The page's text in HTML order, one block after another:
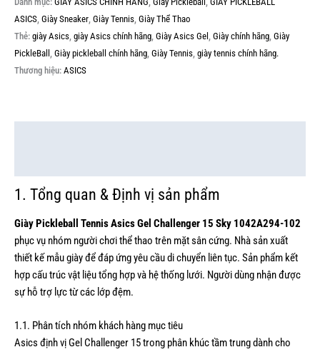
ASICS, Giày Sneaker, Giày Tennis, Giày Thể Thao
Thẻ: giày Asics, giày Asics chính hãng, Giày Asics Gel , Giày chính hãng, Giày
PickleBall , Giày pickleball chính hãng, Giày Tennis, giày tennis chính hãng.
Thương hiệu: ASICS
1. Tổng quan & Định vị sản phẩm
Giày Pickleball Tennis Asics Gel Challenger 15 Sky 1042A294-102
phục vụ nhóm người chơi thể thao trên mặt sân cứng. Nhà sản xuất
thiết kế mẫu giày để đáp ứng yêu cầu di chuyển liên tục. Sản phẩm kết
hợp cấu trúc vật liệu tổng hợp và hệ thống lưới. Người dùng nhận được
sự hỗ trợ lực từ các lớp đệm.
1.1. Phân tích nhóm khách hàng mục tiêu
Asics định vị Gel Challenger 15 trong phân khúc tầm trung dành cho